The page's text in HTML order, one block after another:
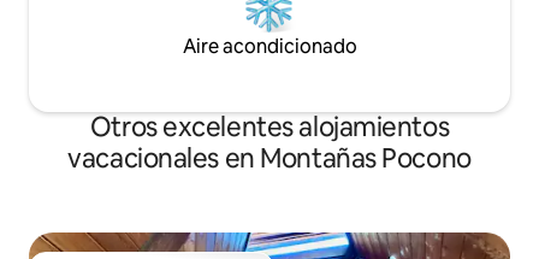
Aire acondicionado
Otros excelentes alojamientos
vacacionales en Montañas Pocono